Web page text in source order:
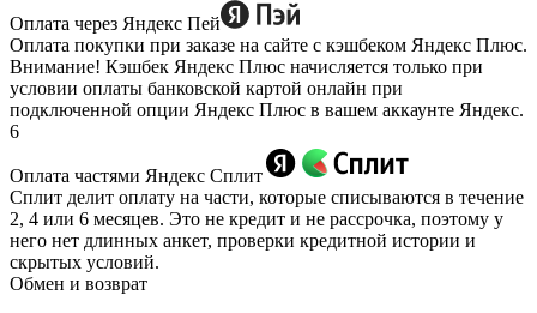
Оплата через Яндекс Пей
Оплата покупки при заказе на сайте с кэшбеком Яндекс Плюс.
Внимание! Кэшбек Яндекс Плюс начисляется только при
условии оплаты банковской картой онлайн при
подключенной опции Яндекс Плюс в вашем аккаунте Яндекс.
6
Оплата частями Яндекс Сплит
Сплит делит оплату на части, которые списываются в течение
2, 4 или 6 месяцев. Это не кредит и не рассрочка, поэтому у
него нет длинных анкет, проверки кредитной истории и
скрытых условий.
Обмен и возврат